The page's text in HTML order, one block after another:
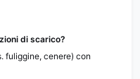
di scarico?
fuliggine, cenere) con